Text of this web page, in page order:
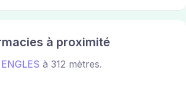
à proximité
à 312 mètres.